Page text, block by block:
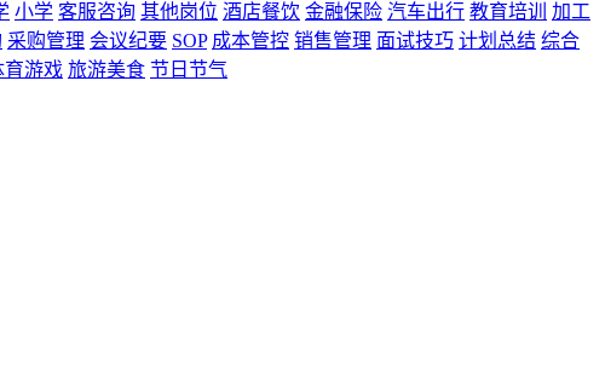
小学 客服咨询 其他岗位 酒店餐饮 金融保险 汽车出行 教育培训
加工
采购管理 会议纪要 SOP 成本管控 销售管理 面试技巧 计划总结 综合
育游戏 旅游美食 节日节气